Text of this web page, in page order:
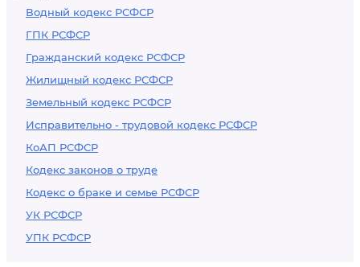
Водный кодекс РСФСР
ГПК РСФСР
Гражданский кодекс РСФСР
Жилищный кодекс РСФСР
Земельный кодекс РСФСР
Исправительно - трудовой кодекс РСФСР
КоАП РСФСР
Кодекс законов о труде
Кодекс о браке и семье РСФСР
УК РСФСР
УПК РСФСР